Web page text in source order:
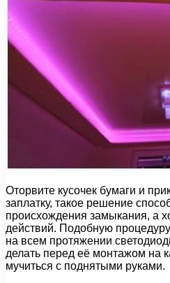
Оторвите кусочек бумаги и
заплатку, такое решение
происхождения замыкания, а
действий. Подобную
на всем протяжении
делать перед её монтажом на
мучиться с поднятыми руками.